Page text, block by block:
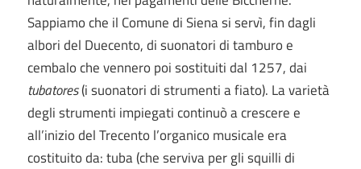
Sappiamo che il Comune di Siena si servì, fin dagli
albori del Duecento, di suonatori di tamburo e
cembalo che vennero poi sostituiti dal 1257, dai
tubatores(i suonatori di strumenti a fiato). La varietà
degli strumenti impiegati continuò a crescere e
all’inizio del Trecento l’organico musicale era
costituito da: tuba (che serviva per gli squilli di